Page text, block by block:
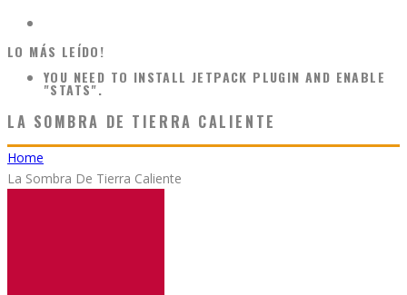
LO MÁS LEÍDO!
YOU NEED TO INSTALL JETPACK PLUGIN AND ENABLE
"STATS".
LA SOMBRA DE TIERRA CALIENTE
Home
La Sombra De Tierra Caliente